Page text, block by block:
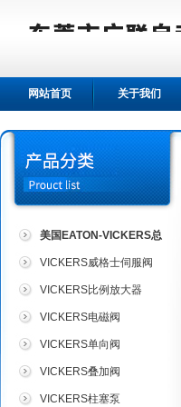
网站首页 关于我们
美国EATON-VICKERS总
代理
VICKERS威格士伺服阀
VICKERS比例放大器
VICKERS电磁阀
VICKERS单向阀
VICKERS叠加阀
VICKERS柱塞泵